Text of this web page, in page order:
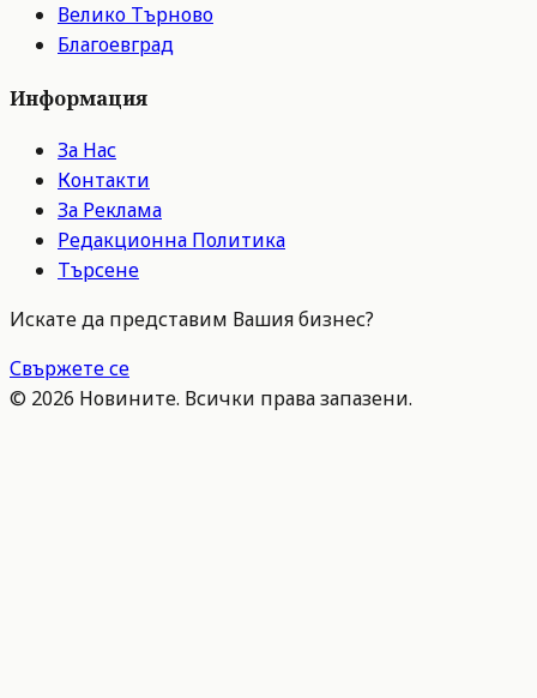
Велико Търново
Благоевград
Информация
За Нас
Контакти
За Реклама
Редакционна Политика
Търсене
Искате да представим Вашия бизнес?
Свържете се
© 2026 Новините. Всички права запазени.